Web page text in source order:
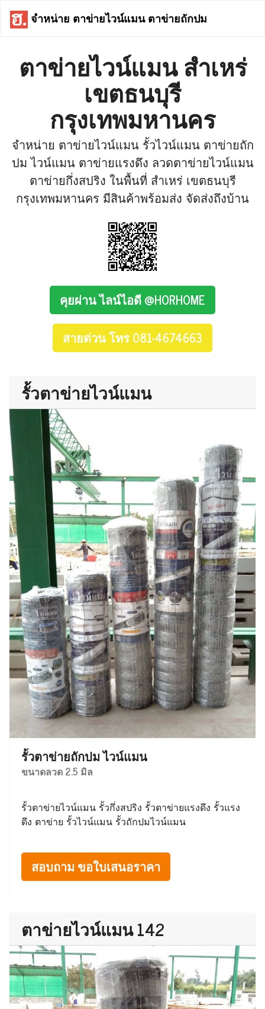
จำหน่าย ตาข่ายไวน์แมน ตาข่ายถักปม
ตาข่ายไวน์แมน สำเหร่
เขตธนบุรี
กรุงเทพมหานคร
จำหน่าย ตาข่ายไวน์แมน รั้วไวน์แมน ตาข่ายถัก
ปม ไวน์แมน ตาข่ายแรงดึง ลวดตาข่ายไวน์แมน
ตาข่ายกึ่งสปริง ในพื้นที่ สำเหร่ เขตธนบุรี
กรุงเทพมหานคร มีสินค้าพร้อมส่ง จัดส่งถึงบ้าน
คุยผ่าน ไลน์ไอดี @HORHOME
สายด่วน โทร 081-4674663
รั้วตาข่ายไวน์แมน
รั้วตาข่ายถักปม ไวน์แมน
ขนาดลวด 2.5 มิล
รั้วตาข่ายไวน์แมน รั้วกึ่งสปริง รั้วตาข่ายแรงดึง รั้วแรง
ดึง ตาข่าย รั้วไวน์แมน รั้วถักปมไวน์แมน
สอบถาม ขอใบเสนอราคา
ตาข่ายไวน์แมน 142